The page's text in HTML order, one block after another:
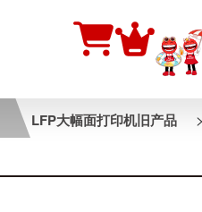
LFP大幅面打印机旧产品